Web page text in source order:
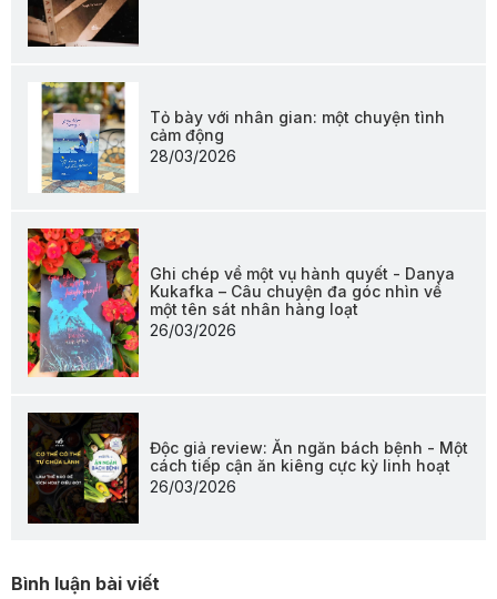
Tỏ bày với nhân gian: một chuyện tình
cảm động
28/03/2026
Ghi chép về một vụ hành quyết - Danya
Kukafka – Câu chuyện đa góc nhìn về
một tên sát nhân hàng loạt
26/03/2026
Độc giả review: Ăn ngăn bách bệnh - Một
cách tiếp cận ăn kiêng cực kỳ linh hoạt
26/03/2026
Bình luận bài viết